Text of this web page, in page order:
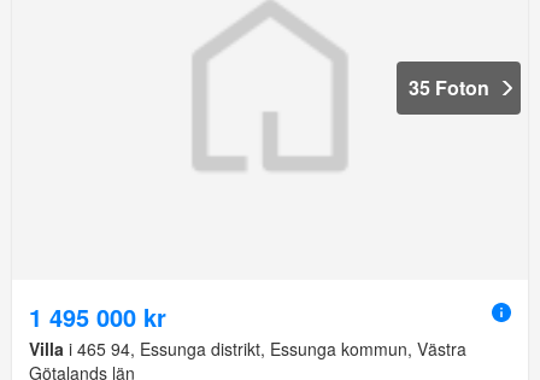
35 Foton
1 495 000 kr
Villa i 465 94, Essunga distrikt, Essunga kommun, Västra
Götalands län